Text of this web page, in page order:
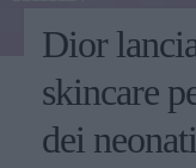
Dior
skincare
dei neonati